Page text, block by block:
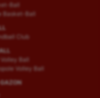
Ball
Basket-Ball
Club
Ball
Volley Ball